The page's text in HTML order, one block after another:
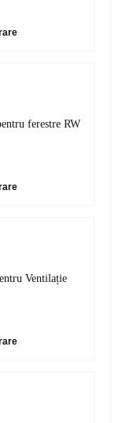
ferestre RW
Ventilație